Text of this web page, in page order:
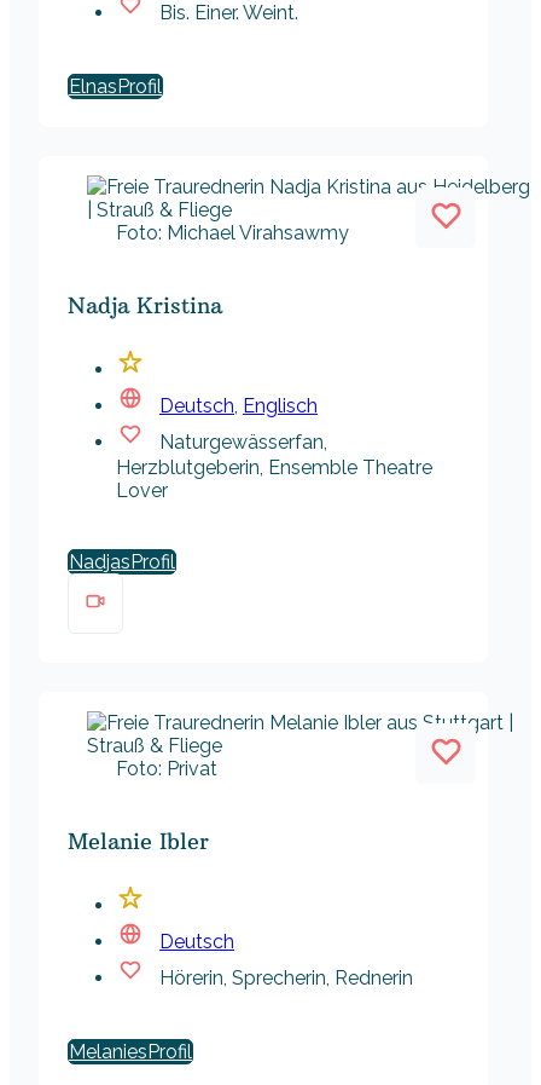
Bis. Einer. Weint.
Elnas
Foto: Michael Virahsawmy
Nadja Kristina
Deutsch, Englisch
Naturgewässerfan,
Herzblutgeberin, Ensemble Theatre
Lover
Nadjas
Foto: Privat
Melanie Ibler
Deutsch
Hörerin, Sprecherin, Rednerin
Melanies